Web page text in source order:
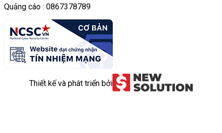
Quảng cáo : 0867378789
Thiết kế và phát triển bởi